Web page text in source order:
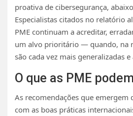
proativa de cibersegurança,
Especialistas citados no relatório
PME continuam a acreditar,
um alvo prioritário — quando, na
são cada vez mais generalizadas
O que as PME
As recomendações que emergem
com as boas práticas